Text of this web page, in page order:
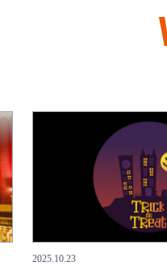
2025.10.23